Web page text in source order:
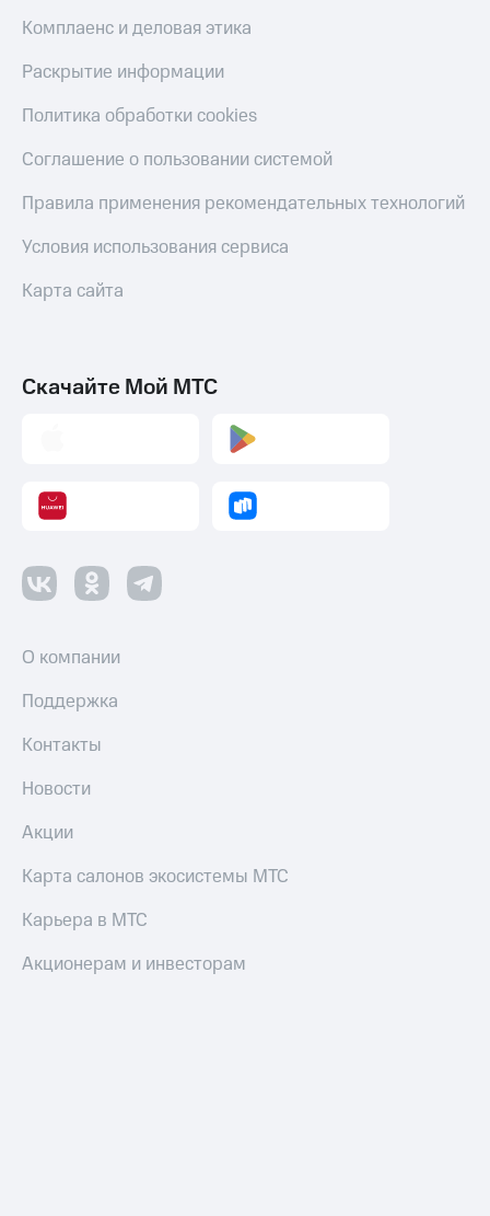
Комплаенс и деловая этика
Раскрытие информации
Политика обработки cookies
Соглашение о пользовании системой
Правила применения рекомендательных технологий
Условия использования сервиса
Карта сайта
Скачайте Мой МТС
О компании
Поддержка
Контакты
Новости
Акции
Карта салонов экосистемы МТС
Карьера в МТС
Акционерам и инвесторам